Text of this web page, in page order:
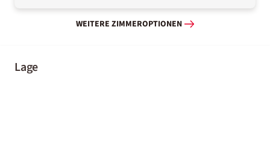
WEITERE ZIMMEROPTIONEN
Lage